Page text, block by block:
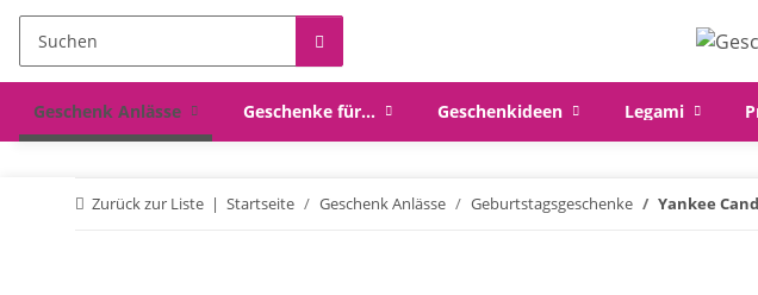
Geschenk Anlässe Geschenke für... Geschenkideen Legami
Zurück zur Liste Startseite Geschenk Anlässe Geburtstagsgeschenke Yankee